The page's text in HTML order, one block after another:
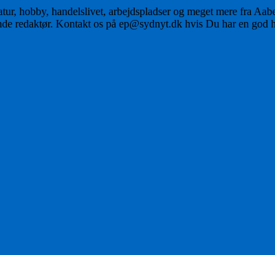
hobby, handelslivet, arbejdspladser og meget mere fra
redaktør. Kontakt os på ep@sydnyt.dk hvis Du har en god